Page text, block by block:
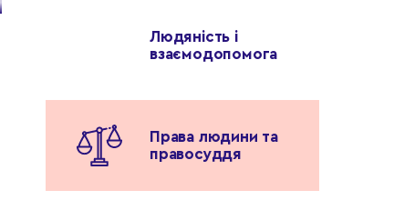
Людяність і
взаємодопомога
Права людини та
правосуддя